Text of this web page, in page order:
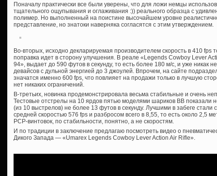
Поначалу практически все были уверены, что для ложи немцы
тщательного ощупывания и оглаживания :)) реального образца с
полимер. Но выполненный на поистине высочайшем уровне
представление, но знатоки наверняка согласятся с этим утверждением.
Во-вторых, исходно декларируемая производителем скорость в 410 fps
поправка идет в сторону улучшения. В реале «Legends Cowboy Lever
94», выдает до 590 футов в секунду, то есть более 180 м/с, и уже никак
девайсов с дульной энергией до 3 джоулей. Впрочем, на сайте
значатся именно 600 fps, что повлияет на продажи только в лучшую
нет никаких ограничений.
В-третьих, новинка продемонстрировала весьма стабильные и очень
Тестовые отстрелы на 10 ярдов пятью моделями шариков ВВ показали
(из 10 выстрелов) не более 13 футов в секунду. Лучшими в забеге
средней скоростью 576 fps и разбросом всего в 8,55, то есть около 2,5
PCP-винтовок, по стабильности, понятно, а не скоростям.
И по традиции в заключение предлагаю посмотреть видео о
Дикого Запада — «Umarex Legends Cowboy Lever Action Air Rifle».